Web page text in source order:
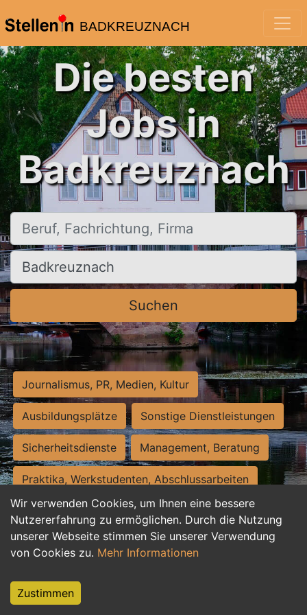
BADKREUZNACH
Wir verwenden Cookies, um Ihnen eine bessere
Nutzererfahrung zu ermöglichen. Durch die Nutzung
unserer Webseite stimmen Sie unserer Verwendung
von Cookies zu. Mehr Informationen
Zustimmen
Die besten
Jobs in
Badkreuznach
Beruf, Fachrichtung, Firma
Ort, Stadt
Suchen
Journalismus, PR, Medien, Kultur
Ausbildungsplätze Sonstige Dienstleistungen
Sicherheitsdienste Management, Beratung
Praktika, Werkstudenten, Abschlussarbeiten
Personalwesen Assistenz, Sekretariat
Hilfskräfte, Aushilfs- und Nebenjobs
Weiterbildung, Studium, duale Ausbildung